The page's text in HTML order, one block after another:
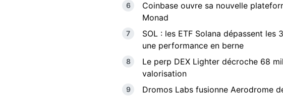
Coinbase ouvre sa nouvelle
Monad
SOL : les ETF Solana dépassent les
une performance en berne
Le perp DEX Lighter décroche 68
valorisation
Dromos Labs fusionne Aerodrome